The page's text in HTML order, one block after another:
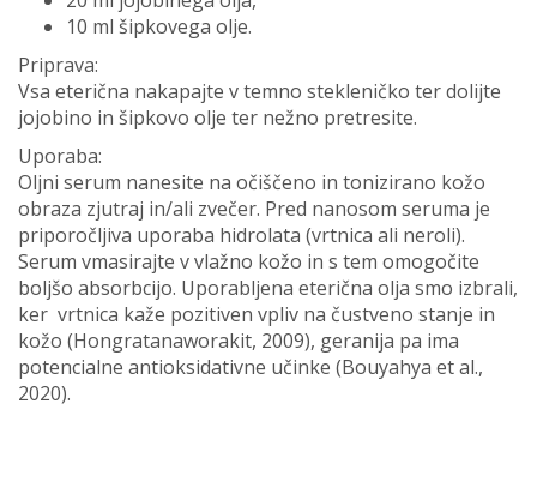
10 ml šipkovega olje.
Priprava:
Vsa eterična nakapajte v temno stekleničko ter dolijte
jojobino in šipkovo olje ter nežno pretresite.
Uporaba:
Oljni serum nanesite na očiščeno in tonizirano kožo
obraza zjutraj in/ali zvečer. Pred nanosom seruma je
priporočljiva uporaba hidrolata (vrtnica ali neroli).
Serum vmasirajte v vlažno kožo in s tem omogočite
boljšo absorbcijo. Uporabljena eterična olja smo izbrali,
ker vrtnica kaže pozitiven vpliv na čustveno stanje in
kožo (Hongratanaworakit, 2009), geranija pa ima
potencialne antioksidativne učinke (Bouyahya et al.,
2020).